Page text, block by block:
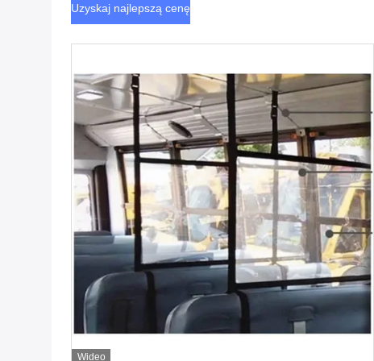
Uzyskaj najlepszą cenę
Wideo